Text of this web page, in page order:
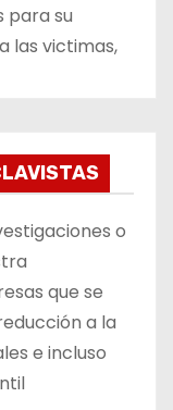
para su
las victimas,
o
que se
a la
e incluso